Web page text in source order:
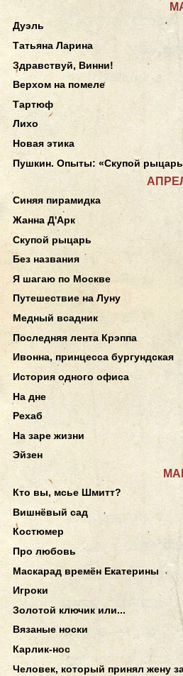
Дуэль
Татьяна Ларина
Здравствуй, Винни!
Верхом на помеле
Тартюф
Лихо
Новая этика
Пушкин. Опыты: «Скупой
Синяя пирамидка
Жанна Д'Арк
Скупой рыцарь
Без названия
Я шагаю по Москве
Путешествие на Луну
Медный всадник
Последняя лента Крэппа
Ивонна, принцесса бургундская
История одного офиса
На дне
Рехаб
На заре жизни
Эйзен
Кто вы, мсье Шмитт?
Вишнёвый сад
Костюмер
Про любовь
Маскарад времён Екатерины
Игроки
Золотой ключик или...
Вязаные носки
Карлик-нос
Человек, который принял жену